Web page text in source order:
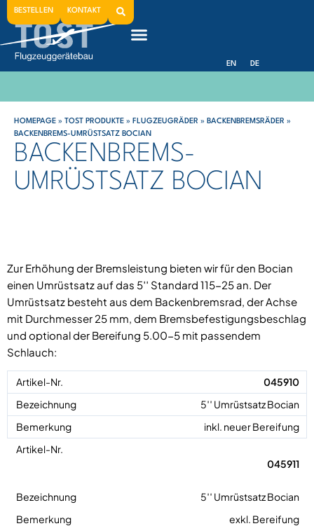
BESTELLEN KONTAKT
EN DE
HOMEPAGE » TOST PRODUKTE » FLUGZEUGRÄDER » BACKENBREMSRÄDER »
BACKENBREMS-UMRÜSTSATZ BOCIAN
BACKENBREMS-
UMRÜSTSATZ BOCIAN
Zur Erhöhung der Bremsleistung bieten wir für den Bocian
einen Umrüstsatz auf das 5′′ Standard 115-25 an. Der
Umrüstsatz besteht aus dem Backenbremsrad, der Achse
mit Durchmesser 25 mm, dem Bremsbefestigungsbeschlag
und optional der Bereifung 5.00-5 mit passendem
Schlauch:
045910
5′′ Umrüstsatz Bocian
inkl. neuer Bereifung
045911
5′′ Umrüstsatz Bocian
exkl. Bereifung